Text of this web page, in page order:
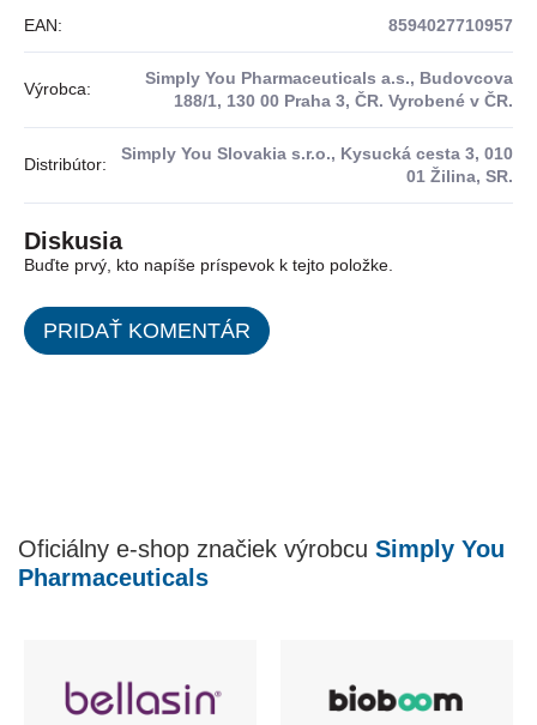
EAN: 8594027710957
Výrobca:
Simply You Pharmaceuticals a.s., Budovcova
188/1, 130 00 Praha 3, ČR. Vyrobené v ČR.
Distribútor:
Simply You Slovakia s.r.o., Kysucká cesta 3, 010
01 Žilina, SR.
Diskusia
Buďte prvý, kto napíše príspevok k tejto položke.
PRIDAŤ KOMENTÁR
Oficiálny e-shop značiek výrobcu Simply You
Pharmaceuticals